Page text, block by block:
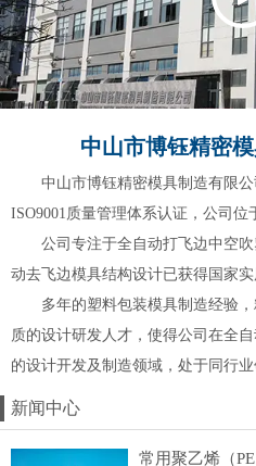
中山市博钰精密
中山市博钰精密模具制造有限公
ISO9001质量管理体系认证，公司位
公司专注于全自动打飞边中空吹
动去飞边模具结构设计已获得国家实
多年的塑料包装模具制造经验，
质的设计研发人才，使得公司在全
的设计开发及制造领域，处于同行业
新闻中心
常用聚乙烯（